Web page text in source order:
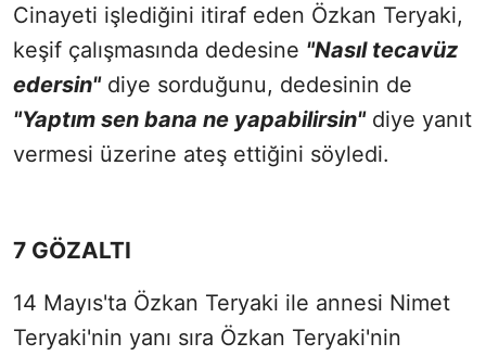
Cinayeti işlediğini itiraf eden Özkan Teryaki,
keşif çalışmasında dedesine "Nasıl tecavüz
edersin"diye sorduğunu, dedesinin de
"Yaptım sen bana ne yapabilirsin"diye yanıt
vermesi üzerine ateş ettiğini söyledi.
7 GÖZALTI
14 Mayıs'ta Özkan Teryaki ile annesi Nimet
Teryaki'nin yanı sıra Özkan Teryaki'nin